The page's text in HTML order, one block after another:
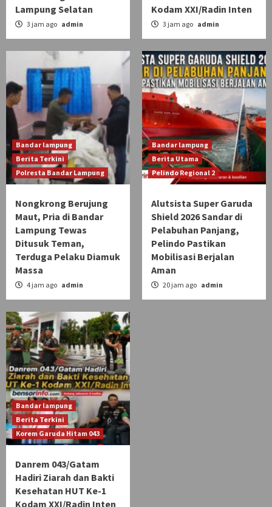
Lampung Selatan
3 jam ago admin
Kodam XXI/Radin Inten
3 jam ago admin
Bandar lampung
Berita Terkini
Polresta Bandar Lampung
Nongkrong Berujung
Maut, Pria di Bandar
Lampung Tewas
Ditusuk Teman,
Terduga Pelaku Diamuk
Massa
4 jam ago admin
Bandar lampung
Berita Utama
Pelindo Regional 2
Alutsista Super Garuda
Shield 2026 Sandar di
Pelabuhan Panjang,
Pelindo Pastikan
Mobilisasi Berjalan
Aman
20 jam ago admin
Bandar lampung
Berita Terkini
Korem Garuda Hitam 043
Danrem 043/Gatam
Hadiri Ziarah dan Bakti
Kesehatan HUT Ke-1
Kodam XXI/Radin Inten